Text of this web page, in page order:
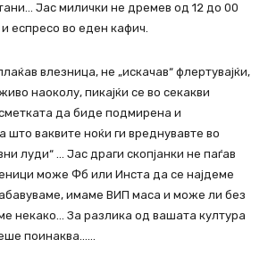
Јас милички не дремев од 12 до 00
еспресо во еден кафич.
влезница, не „искачав“ флертувајќи,
наоколу, пикајќи се во секакви
да биде подмирена и
што ваквите ноќи ги вреднувавте во
луди“ … Јас драги скопјанки не паѓав
може Фб или Инста да се најдеме
имаме ВИП маса и може ли без
некако… За разлика од вашата култура
поинаква……